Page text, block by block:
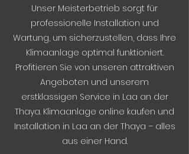
Unser Meisterbetrieb sorgt für
professionelle Installation und
Wartung, um sicherzustellen, dass Ihre
Klimaanlage optimal funktioniert.
Profitieren Sie von unseren attraktiven
Angeboten und unserem
erstklassigen Service in Laa an der
Thaya. Klimaanlage online kaufen und
Installation in Laa an der Thaya – alles
aus einer Hand.